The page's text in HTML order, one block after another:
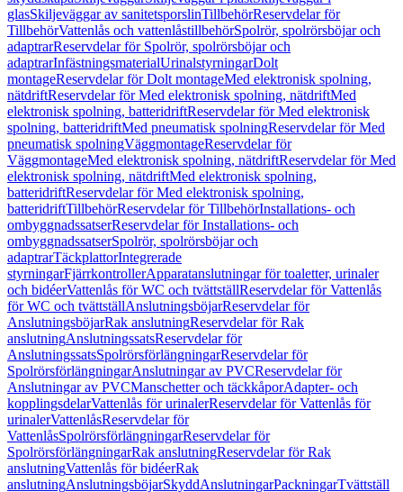
glasSkiljeväggar av sanitetsporslinTillbehörReservdelar för
TillbehörVattenlås och vattenlåstillbehörSpolrör, spolrörsböjar och
adaptrarReservdelar för Spolrör, spolrörsböjar och
adaptrarInfästningsmaterialUrinalstyrningarDolt
montageReservdelar för Dolt montageMed elektronisk spolning,
nätdriftReservdelar för Med elektronisk spolning, nätdriftMed
elektronisk spolning, batteridriftReservdelar för Med elektronisk
spolning, batteridriftMed pneumatisk spolningReservdelar för Med
pneumatisk spolningVäggmontageReservdelar för
VäggmontageMed elektronisk spolning, nätdriftReservdelar för Med
elektronisk spolning, nätdriftMed elektronisk spolning,
batteridriftReservdelar för Med elektronisk spolning,
batteridriftTillbehörReservdelar för TillbehörInstallations- och
ombyggnadssatserReservdelar för Installations- och
ombyggnadssatserSpolrör, spolrörsböjar och
adaptrarTäckplattorIntegrerade
styrningarFjärrkontrollerApparatanslutningar för toaletter, urinaler
och bidéerVattenlås för WC och tvättställReservdelar för Vattenlås
för WC och tvättställAnslutningsböjarReservdelar för
AnslutningsböjarRak anslutningReservdelar för Rak
anslutningAnslutningssatsReservdelar för
AnslutningssatsSpolrörsförlängningarReservdelar för
SpolrörsförlängningarAnslutningar av PVCReservdelar för
Anslutningar av PVCManschetter och täckkåporAdapter- och
kopplingsdelarVattenlås för urinalerReservdelar för Vattenlås för
urinalerVattenlåsReservdelar för
VattenlåsSpolrörsförlängningarReservdelar för
SpolrörsförlängningarRak anslutningReservdelar för Rak
anslutningVattenlås för bidéerRak
anslutningAnslutningsböjarSkyddAnslutningarPackningarTvättställ